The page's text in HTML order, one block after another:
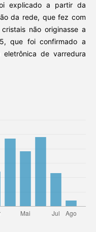
explicado a partir da
da rede, que fez com
não originasse a
que foi confirmado a
de varredura